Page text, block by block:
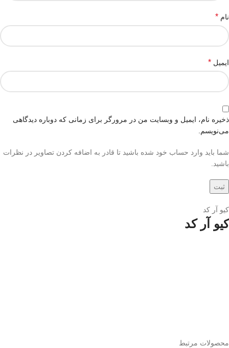
نام *
ایمیل *
ذخیره نام، ایمیل و وبسایت من در مرورگر برای زمانی که دوباره دیدگاهی
می‌نویسم.
شما باید وارد حساب خود شده باشید تا قادر به اضافه کردن تصاویر در نظرات
باشید.
کیو آر کد
کیو آر کد
محصولات مرتبط